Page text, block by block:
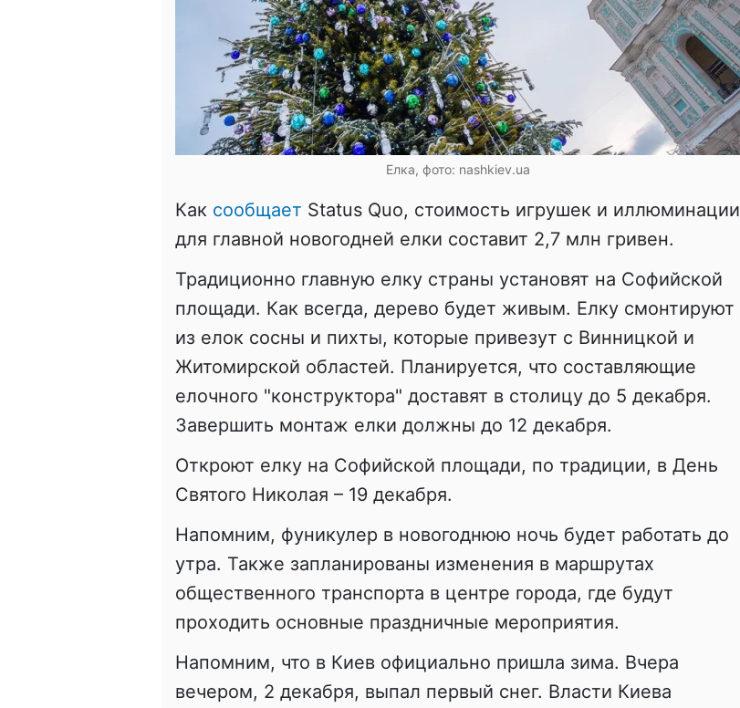
Елка, фото: nashkiev.ua
Как сообщает Status Quo, стоимость игрушек и иллюминации
для главной новогодней елки составит 2,7 млн гривен.
Традиционно главную елку страны установят на Софийской
площади. Как всегда, дерево будет живым. Елку смонтируют
из елок сосны и пихты, которые привезут с Винницкой и
Житомирской областей. Планируется, что составляющие
елочного "конструктора" доставят в столицу до 5 декабря.
Завершить монтаж елки должны до 12 декабря.
Откроют елку на Софийской площади, по традиции, в День
Святого Николая – 19 декабря.
Напомним, фуникулер в новогоднюю ночь будет работать до
утра. Также запланированы изменения в маршрутах
общественного транспорта в центре города, где будут
проходить основные праздничные мероприятия.
Напомним, что в Киев официально пришла зима. Вчера
вечером, 2 декабря, выпал первый снег. Власти Киева